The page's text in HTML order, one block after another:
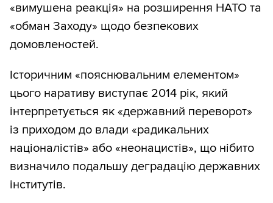
«вимушена реакція» на розширення НАТО та
«обман Заходу» щодо безпекових
домовленостей.
Історичним «пояснювальним елементом»
цього наративу виступає 2014 рік, який
інтерпретується як «державний переворот»
із приходом до влади «радикальних
націоналістів» або «неонацистів», що нібито
визначило подальшу деградацію державних
інститутів.